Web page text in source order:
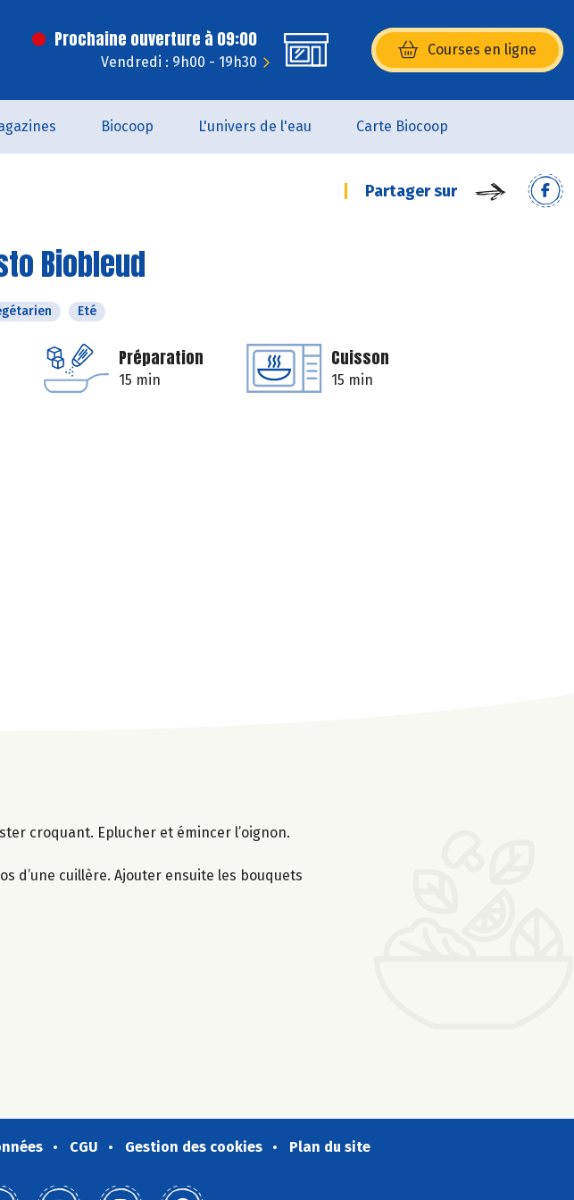
Prochaine ouverture à 09:00
Vendredi : 9h00 - 19h30
Courses en ligne
(s’ouvre dans une nouvelle
Biocoop L'univers de l'eau Carte Biocoop
Partager sur
Biobleud
Eté
Préparation
15 min
Cuisson
15 min
croquant. Eplucher et émincer l’oignon.
d’une cuillère. Ajouter ensuite les bouquets
CGU Gestion des cookies Plan du site